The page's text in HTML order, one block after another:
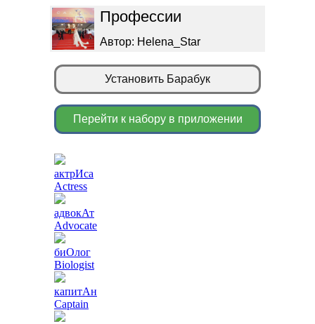
Профессии
Автор: Helena_Star
Установить Барабук
Перейти к набору в приложении
актрИса
Actress
адвокАт
Advocate
биОлог
Biologist
капитАн
Captain